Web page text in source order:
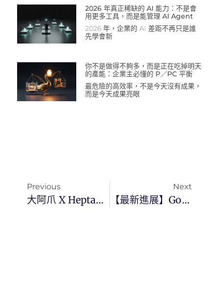
2026 年真正稀缺的 AI 能力：不是會
用更多工具，而是能管理 AI Agent
2026 年，企業的 AI 差距不再只是誰
先學會新
你不是做得不夠多，而是正在吃掉明天
的產能：企業主必懂的 P／PC 平衡
最危險的高效率，不是今天沒有成果，
而是今天成果亮眼
Previous
大阿爪 X Heptabase：如何打造自動同步的 AI 數位大腦？
Next
【最新進展】Google 正式宣佈：Gemini 3.1 Pro 實戰解析與原型優先開發模式